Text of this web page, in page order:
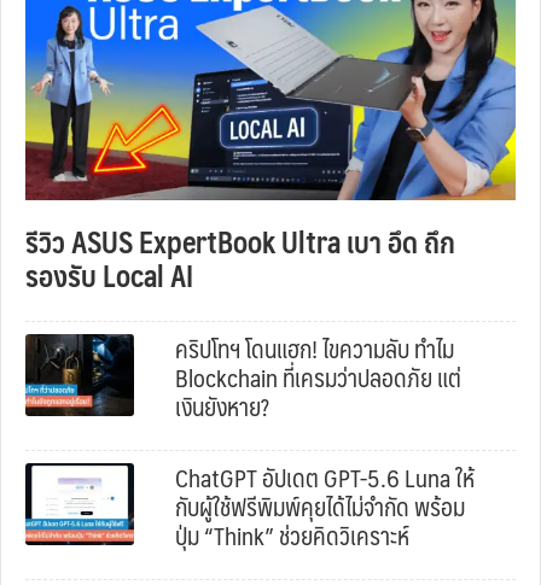
รีวิว ASUS ExpertBook Ultra เบา อึด ถึก
รองรับ Local AI
คริปโทฯ โดนแฮก! ไขความลับ ทำไม
Blockchain ที่เครมว่าปลอดภัย แต่
เงินยังหาย?
ChatGPT อัปเดต GPT-5.6 Luna ให้
กับผู้ใช้ฟรีพิมพ์คุยได้ไม่จำกัด พร้อม
ปุ่ม “Think” ช่วยคิดวิเคราะห์